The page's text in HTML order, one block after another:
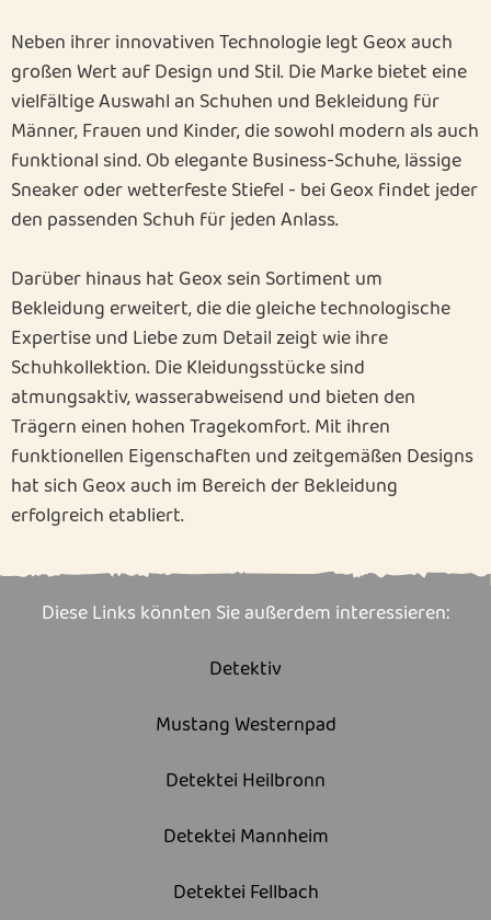
Neben ihrer innovativen Technologie legt Geox auch
großen Wert auf Design und Stil. Die Marke bietet eine
vielfältige Auswahl an Schuhen und Bekleidung für
Männer, Frauen und Kinder, die sowohl modern als auch
funktional sind. Ob elegante Business-Schuhe, lässige
Sneaker oder wetterfeste Stiefel - bei Geox findet jeder
den passenden Schuh für jeden Anlass.
Darüber hinaus hat Geox sein Sortiment um
Bekleidung erweitert, die die gleiche technologische
Expertise und Liebe zum Detail zeigt wie ihre
Schuhkollektion. Die Kleidungsstücke sind
atmungsaktiv, wasserabweisend und bieten den
Trägern einen hohen Tragekomfort. Mit ihren
funktionellen Eigenschaften und zeitgemäßen Designs
hat sich Geox auch im Bereich der Bekleidung
erfolgreich etabliert.
Diese Links könnten Sie außerdem interessieren:
Detektiv
Mustang Westernpad
Detektei Heilbronn
Detektei Mannheim
Detektei Fellbach